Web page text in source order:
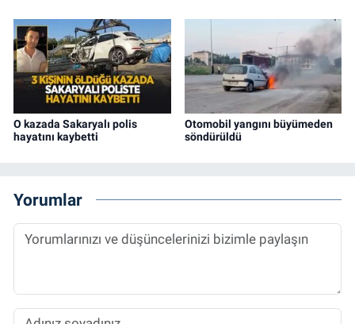
O kazada Sakaryalı polis
hayatını kaybetti
Otomobil yangını büyümeden
söndürüldü
Yorumlar